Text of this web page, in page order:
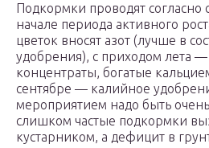
Подкормки проводят
начале периода активного
цветок вносят азот (лучше в
удобрения), с приходом лета
концентраты, богатые
сентябре — калийное
мероприятием надо быть
слишком частые подкормки
кустарником, а дефицит в